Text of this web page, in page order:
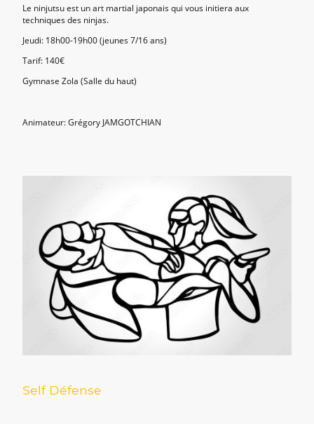
Le ninjutsu est un art martial japonais qui vous initiera aux
techniques des ninjas.
Jeudi: 18h00-19h00 (jeunes 7/16 ans)
Tarif: 140€
Gymnase Zola (Salle du haut)
Animateur: Grégory JAMGOTCHIAN
Self Défense